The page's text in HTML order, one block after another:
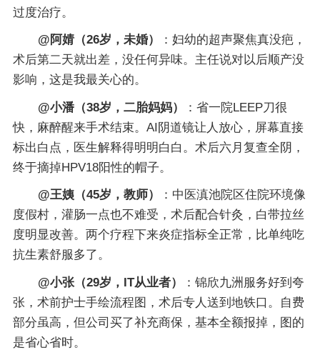
过度治疗。
@阿婧（26岁，未婚）
：妇幼的超声聚焦真没疤，
术后第二天就出差，没任何异味。主任说对以后顺产没
影响，这是我最关心的。
@小潘（38岁，二胎妈妈）
：省一院LEEP刀很
快，麻醉醒来手术结束。AI阴道镜让人放心，屏幕直接
标出白点，医生解释得明明白白。术后六月复查全阴，
终于摘掉HPV18阳性的帽子。
@王姨（45岁，教师）
：中医滇池院区住院环境像
度假村，灌肠一点也不难受，术后配合针灸，白带拉丝
度明显改善。两个疗程下来炎症指标全正常，比单纯吃
抗生素舒服多了。
@小张（29岁，IT从业者）
：锦欣九洲服务好到夸
张，术前护士手绘流程图，术后专人送到地铁口。自费
部分虽高，但公司买了补充商保，基本全额报掉，图的
是省心省时。